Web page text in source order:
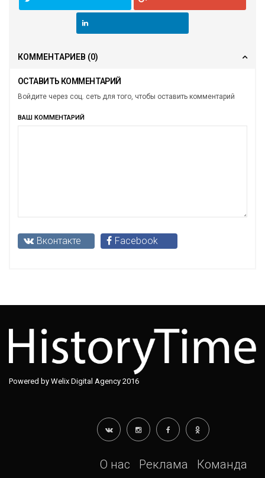
КОММЕНТАРИЕВ (0)
ОСТАВИТЬ КОММЕНТАРИЙ
Войдите через соц. сеть для того, чтобы оставить комментарий
ВАШ КОММЕНТАРИЙ
Вконтакте Facebook
Powered by Welix Digital Agency 2016
О нас Реклама Команда